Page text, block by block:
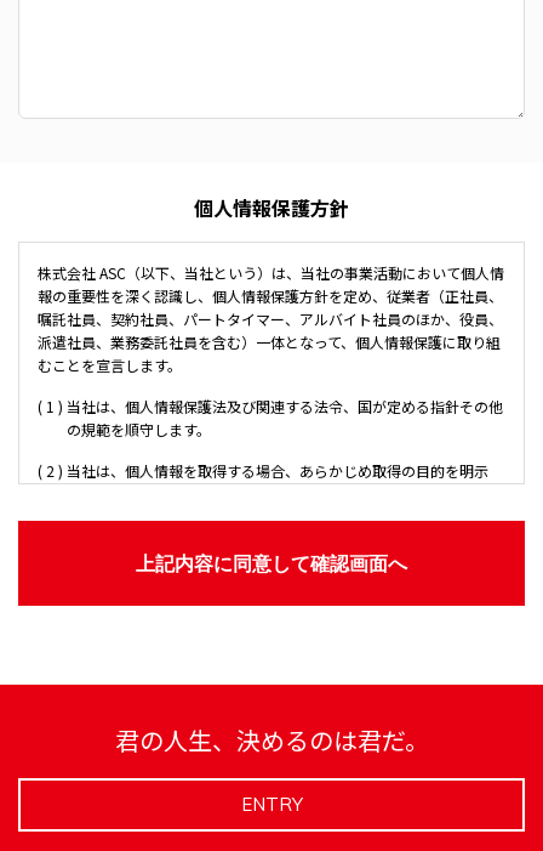
個人情報保護方針
株式会社 ASC（以下、当社という）は、当社の事業活動において個人情
報の重要性を深く認識し、個人情報保護方針を定め、従業者（正社員、
嘱託社員、契約社員、パートタイマー、アルバイト社員のほか、役員、
派遣社員、業務委託社員を含む）一体となって、個人情報保護に取り組
むことを宣言します。
当社は、個人情報保護法及び関連する法令、国が定める指針その他
の規範を順守します。
当社は、個人情報を取得する場合、あらかじめ取得の目的を明示
いたします。目的外利用を行わないための措置を講じます。また、
また、当社、朝日新聞社および朝日新聞社のグループ企業、朝日新
品・サービスの改善や新しい商品・サービスの開発などのための調
同利用者の範囲に含まれる朝日新聞社のグループ企業の一覧は、朝
日新聞社の個人情報方針の記載をご覧ください。
君の人生、決めるのは君だ。
ENTRY